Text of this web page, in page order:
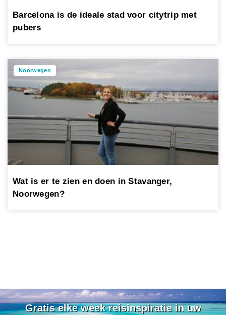
Barcelona is de ideale stad voor citytrip met
pubers
Noorwegen
Wat is er te zien en doen in Stavanger,
Noorwegen?
Gratis elke week reisinspiratie in uw